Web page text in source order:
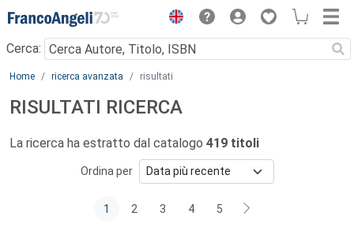
Menu
Cerca:
Main content
Home ricerca avanzata risultati
RISULTATI RICERCA
La ricerca ha estratto dal catalogo 419 titoli
Ordina per
1 2 3 4 5